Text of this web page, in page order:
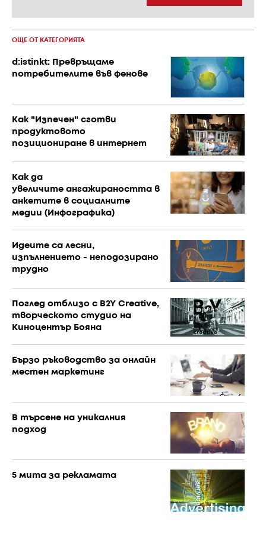
ОЩЕ ОТ КАТЕГОРИЯТА
d:istinkt: Превръщаме
потребителите във фенове
Как "Изпечен" сготви
продуктовото
позициониране в интернет
Как да
увеличите ангажираността в
анкетите в социалните
медии (Инфографика)
Идеите са лесни,
изпълнението - неподозирано
трудно
Поглед отблизо с B2Y Creative,
творческото студио на
Киноцентър Бояна
Бързо ръководство за онлайн
местен маркетинг
В търсене на уникалния
подход
5 мита за рекламата